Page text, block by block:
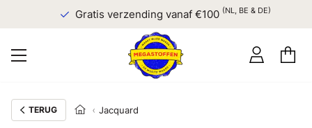
Gratis verzending vanaf €100 (NL, BE & DE)
TERUG Jacquard